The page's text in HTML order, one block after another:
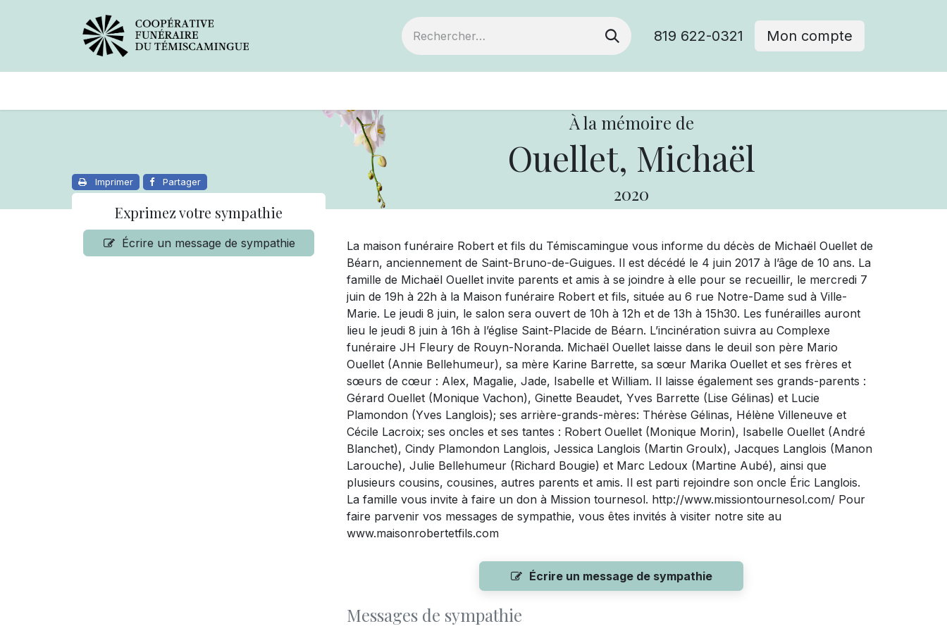
819 622-0321 Mon compte
À la mémoire de
Ouellet, Michaël
2020
Imprimer Partager
Exprimez votre sympathie
Écrire un message de sympathie
La maison funéraire Robert et fils du Témiscamingue vous informe du décès de Michaël Ouellet de
Béarn, anciennement de Saint-Bruno-de-Guigues. Il est décédé le 4 juin 2017 à l’âge de 10 ans. La
famille de Michaël Ouellet invite parents et amis à se joindre à elle pour se recueillir, le mercredi 7
juin de 19h à 22h à la Maison funéraire Robert et fils, située au 6 rue Notre-Dame sud à Ville-
Marie. Le jeudi 8 juin, le salon sera ouvert de 10h à 12h et de 13h à 15h30. Les funérailles auront
lieu le jeudi 8 juin à 16h à l’église Saint-Placide de Béarn. L’incinération suivra au Complexe
funéraire JH Fleury de Rouyn-Noranda. Michaël Ouellet laisse dans le deuil son père Mario
Ouellet (Annie Bellehumeur), sa mère Karine Barrette, sa sœur Marika Ouellet et ses frères et
sœurs de cœur : Alex, Magalie, Jade, Isabelle et William. Il laisse également ses grands-parents :
Gérard Ouellet (Monique Vachon), Ginette Beaudet, Yves Barrette (Lise Gélinas) et Lucie
Plamondon (Yves Langlois); ses arrière-grands-mères: Thérèse Gélinas, Hélène Villeneuve et
Cécile Lacroix; ses oncles et ses tantes : Robert Ouellet (Monique Morin), Isabelle Ouellet (André
Blanchet), Cindy Plamondon Langlois, Jessica Langlois (Martin Groulx), Jacques Langlois (Manon
Larouche), Julie Bellehumeur (Richard Bougie) et Marc Ledoux (Martine Aubé), ainsi que
plusieurs cousins, cousines, autres parents et amis. Il est parti rejoindre son oncle Éric Langlois.
La famille vous invite à faire un don à Mission tournesol. http://www.missiontournesol.com/ Pour
faire parvenir vos messages de sympathie, vous êtes invités à visiter notre site au
www.maisonrobertetfils.com
Écrire un message de sympathie
Messages de sympathie